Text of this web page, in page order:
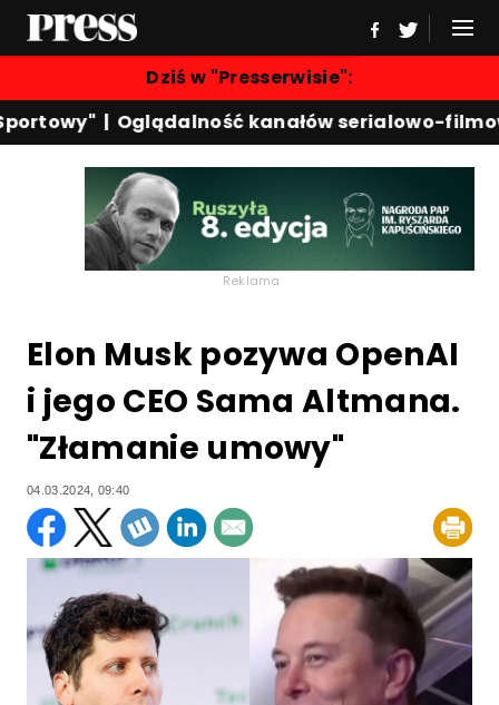
Dziś w "Presserwisie":
|Oglądalność kanałów serialowo-
Reklama
Elon Musk pozywa OpenAI
i jego CEO Sama Altmana.
"Złamanie umowy"
04.03.2024, 09:40